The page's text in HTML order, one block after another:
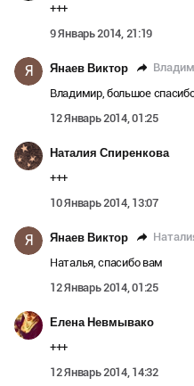
+++
9 Январь 2014, 21:19
Я Янаев Виктор
Владимир, большое
12 Январь 2014, 01:25
Наталия Спиренкова
+++
10 Январь 2014, 13:07
Я Янаев Виктор
Наталья, спасибо вам
12 Январь 2014, 01:25
Елена Невмывако
+++
12 Январь 2014, 14:32